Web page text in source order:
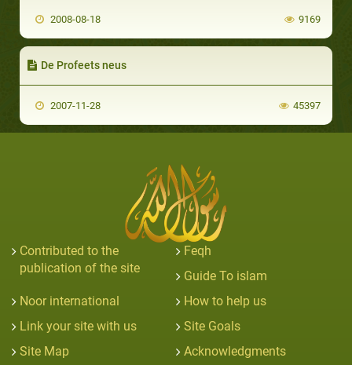
2008-08-18 9169
De Profeets neus
2007-11-28 45397
Contributed to the
publication of the site
Feqh
Guide To islam
Noor international
How to help us
Link your site with us
Site Goals
Site Map
Acknowledgments